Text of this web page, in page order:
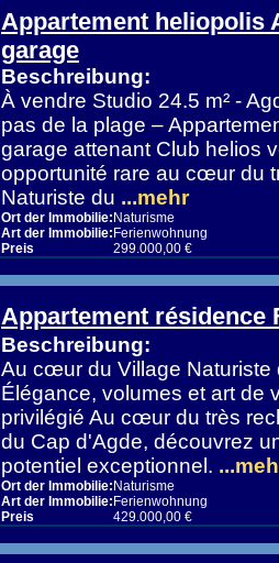
Appartement heliopolis
garage
Beschreibung:
À vendre Studio 24.5 m² -
pas de la plage –
garage attenant Club helios
opportunité rare au cœur du
Naturiste du ...mehr
Ort der Immobilie: Naturisme
Art der Immobilie: Ferienwohnung
Preis
299.000,00 €
Appartement résidence
Beschreibung:
Au cœur du Village Naturiste
Élégance, volumes et art de
privilégié Au cœur du très
du Cap d'Agde, découvrez
potentiel exceptionnel.
Ort der Immobilie: Naturisme
Art der Immobilie: Ferienwohnung
Preis
429.000,00 €